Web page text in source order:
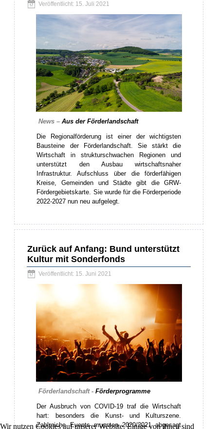
Veröffentlicht: 15. Juli 2021
News –Aus der Förderlandschaft
Die Regionalförderung ist einer der wichtigsten
Bausteine der Förderlandschaft. Sie stärkt die
Wirtschaft in strukturschwachen Regionen und
unterstützt den Ausbau wirtschaftsnaher
Infrastruktur. Aufschluss über die förderfähigen
Kreise, Gemeinden und Städte gibt die GRW-
Fördergebietskarte. Sie wurde für die Förderperiode
2022-2027 nun neu aufgelegt.
Zurück auf Anfang: Bund unterstützt
Kultur mit Sonderfonds
Veröffentlicht: 15. Juni 2021
Förderlandschaft -Förderprogramme
Der Ausbruch von COVID-19 traf die Wirtschaft
hart: besonders die Kunst- und Kulturszene.
Zahlreiche Events mussten 2020/2021 abgesagt
Wir nutzen Cookies auf unserer Website. Einige von ihnen sind